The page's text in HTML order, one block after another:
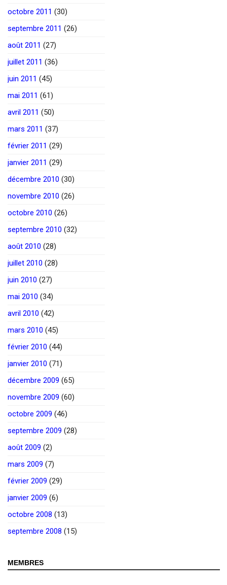
octobre 2011 (30)
septembre 2011 (26)
août 2011 (27)
juillet 2011 (36)
juin 2011 (45)
mai 2011 (61)
avril 2011 (50)
mars 2011 (37)
février 2011 (29)
janvier 2011 (29)
décembre 2010 (30)
novembre 2010 (26)
octobre 2010 (26)
septembre 2010 (32)
août 2010 (28)
juillet 2010 (28)
juin 2010 (27)
mai 2010 (34)
avril 2010 (42)
mars 2010 (45)
février 2010 (44)
janvier 2010 (71)
décembre 2009 (65)
novembre 2009 (60)
octobre 2009 (46)
septembre 2009 (28)
août 2009 (2)
mars 2009 (7)
février 2009 (29)
janvier 2009 (6)
octobre 2008 (13)
septembre 2008 (15)
MEMBRES